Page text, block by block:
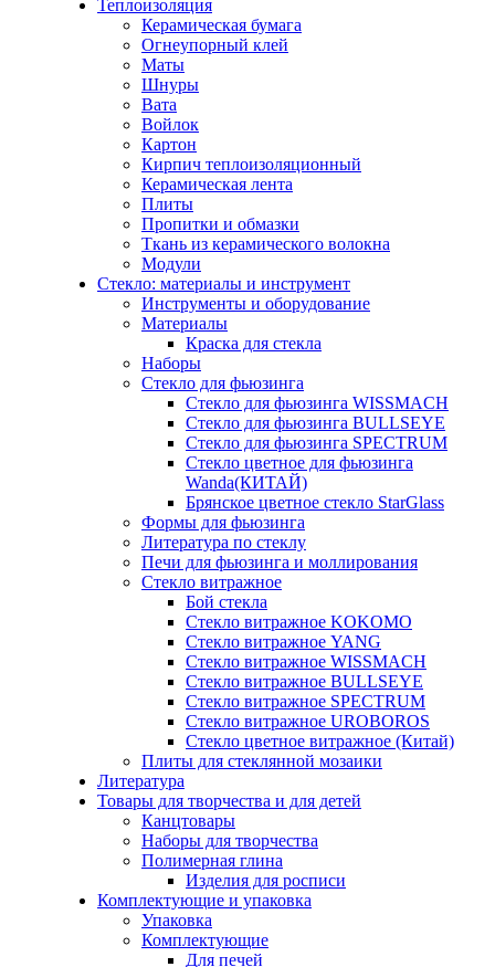
Теплоизоляция
Керамическая бумага
Огнеупорный клей
Маты
Шнуры
Вата
Войлок
Картон
Кирпич теплоизоляционный
Керамическая лента
Плиты
Пропитки и обмазки
Ткань из керамического волокна
Модули
Стекло: материалы и инструмент
Инструменты и оборудование
Материалы
Краска для стекла
Наборы
Стекло для фьюзинга
Стекло для фьюзинга WISSMACH
Стекло для фьюзинга BULLSEYE
Стекло для фьюзинга SPECTRUM
Стекло цветное для фьюзинга
Wanda(КИТАЙ)
Брянское цветное стекло StarGlass
Формы для фьюзинга
Литература по стеклу
Печи для фьюзинга и моллирования
Стекло витражное
Бой стекла
Стекло витражное KOKOMO
Стекло витражное YANG
Стекло витражное WISSMACH
Стекло витражное BULLSEYE
Стекло витражное SPECTRUM
Стекло витражное UROBOROS
Стекло цветное витражное (Китай)
Плиты для стеклянной мозаики
Литература
Товары для творчества и для детей
Канцтовары
Наборы для творчества
Полимерная глина
Изделия для росписи
Комплектующие и упаковка
Упаковка
Комплектующие
Для печей